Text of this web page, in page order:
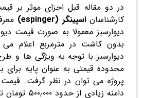
در دو مقاله قبل اجزای موثر بر
کارشناسان اسپینگر (espinger)
دیوارسبز معمولا به صورت قیمت
بدون کاشت در مترمربع اعلام
دیوارسبز با توجه به ویژگی ها و
محدوده قیمتی به عنوان پایه برای
پروژه می توان در نظر گرفت.